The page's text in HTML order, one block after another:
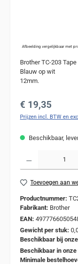
Afbeelding vergelijkbaar met
Brother TC-203 Tape
Blauw op wit
12mm.
Normale prijs:
€ 19,35
Prijzen incl. BTW en
Beschikbaar,
Toevoegen aan
Productnummer:
Fabrikant: Brother
EAN:
Gewicht per stuk:
Beschikbaar bij
Beschikbaar in
Minimale